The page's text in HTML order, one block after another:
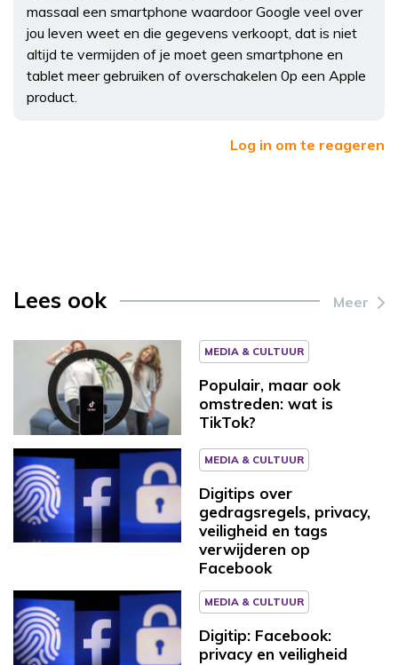
massaal een smartphone waardoor Google veel over
jou leven weet en die gegevens verkoopt, dat is niet
altijd te vermijden of je moet geen smartphone en
tablet meer gebruiken of overschakelen 0p een Apple
product.
Log in om te reageren
Lees ook Meer
MEDIA & CULTUUR
Populair, maar ook
omstreden: wat is
TikTok?
MEDIA & CULTUUR
Digitips over
gedragsregels, privacy,
veiligheid en tags
verwijderen op
Facebook
MEDIA & CULTUUR
Digitip: Facebook:
privacy en veiligheid